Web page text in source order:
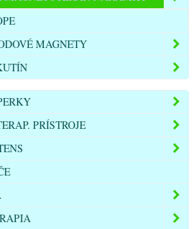
MAGNETY
PRÍSTROJE